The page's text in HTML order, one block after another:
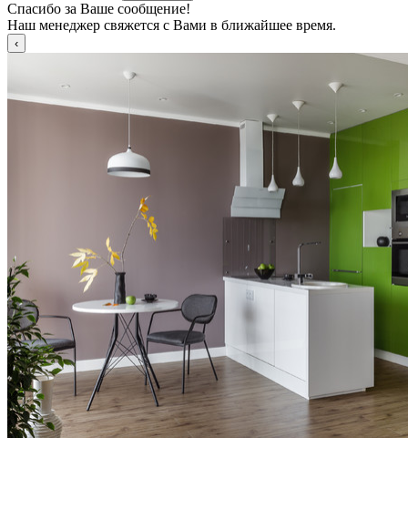
Спасибо за Ваше сообщение!
Наш менеджер свяжется с Вами в ближайшее время.